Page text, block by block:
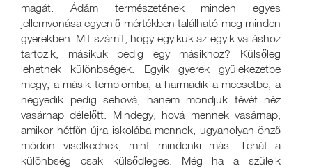
magát. Ádám természetének minden egyes
jellemvonása egyenlő mértékben található meg minden
gyerekben. Mit számít, hogy egyikük az egyik valláshoz
tartozik, másikuk pedig egy másikhoz? Külsőleg
lehetnek különbségek. Egyik gyerek gyülekezetbe
megy, a másik templomba, a harmadik a mecsetbe, a
negyedik pedig sehová, hanem mondjuk tévét néz
vasárnap délelőtt. Mindegy, hová mennek vasárnap,
amikor hétfőn újra iskolába mennek, ugyanolyan önző
módon viselkednek, mint mindenki más. Tehát a
különbség csak külsődleges. Még ha a szüleik